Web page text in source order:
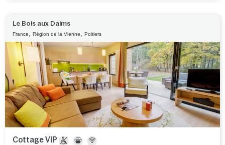
Le Bois aux Daims
France, Région de la Vienne, Poitiers
Cottage VIP